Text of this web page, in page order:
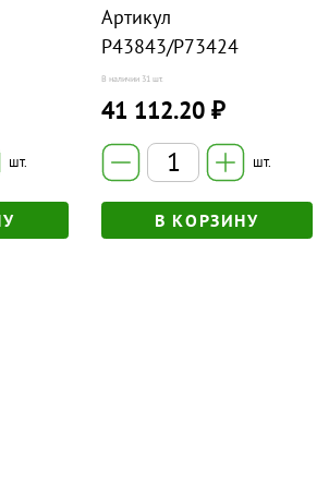
шт.
Артикул
P43843/P73424
В наличии 31 шт.
41 112.20 ₽
шт.
В КОРЗИНУ